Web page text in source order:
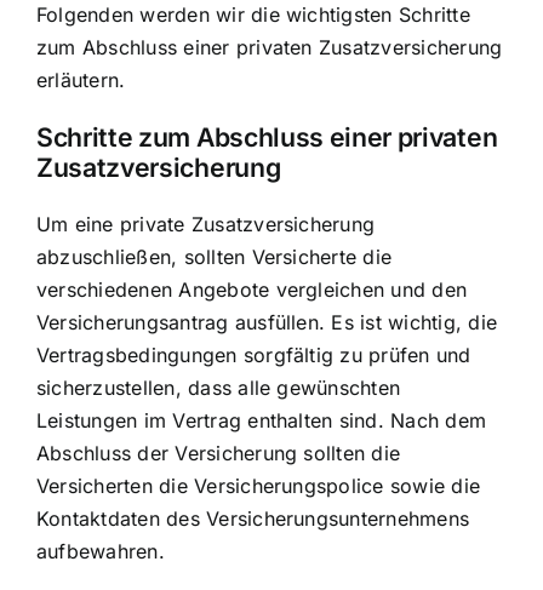
Folgenden werden wir die wichtigsten Schritte
zum Abschluss einer privaten Zusatzversicherung
erläutern.
Schritte zum Abschluss einer privaten
Zusatzversicherung
Um eine private Zusatzversicherung
abzuschließen, sollten Versicherte die
verschiedenen Angebote vergleichen und den
Versicherungsantrag ausfüllen. Es ist wichtig, die
Vertragsbedingungen sorgfältig zu prüfen und
sicherzustellen, dass alle gewünschten
Leistungen im Vertrag enthalten sind. Nach dem
Abschluss der Versicherung sollten die
Versicherten die Versicherungspolice sowie die
Kontaktdaten des Versicherungsunternehmens
aufbewahren.